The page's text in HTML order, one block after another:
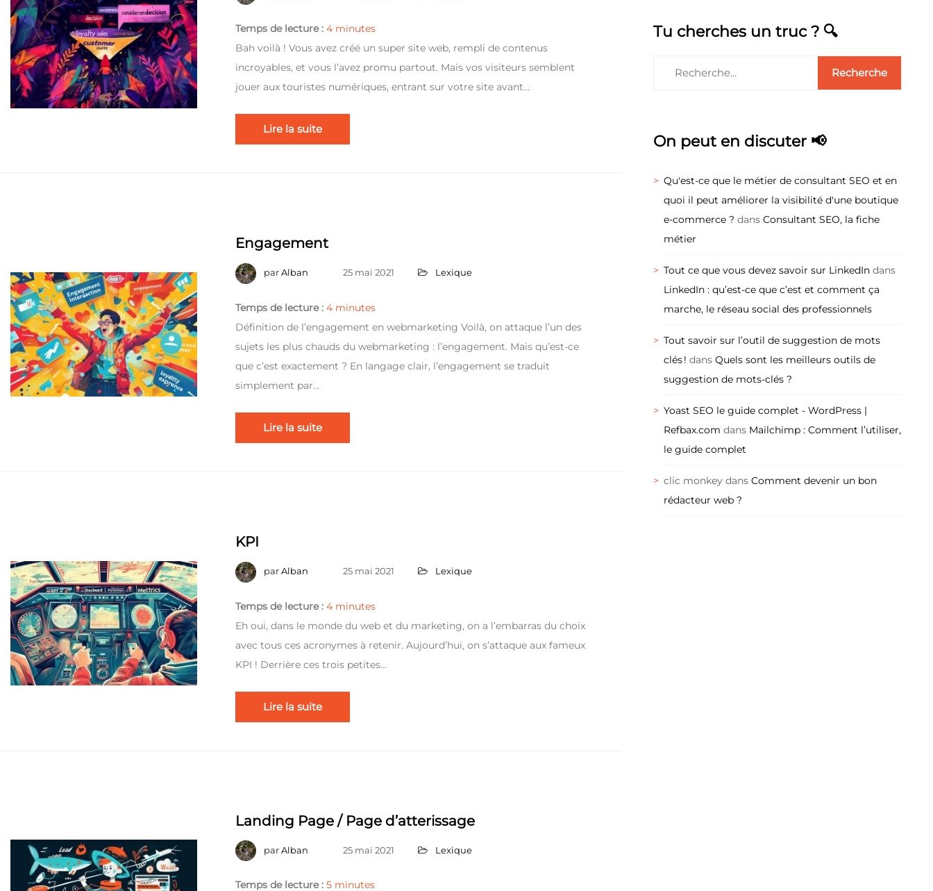
Temps de lecture : 4 minutes
Bah voilà ! Vous avez créé un super site web, rempli de contenus
incroyables, et vous l’avez promu partout. Mais vos visiteurs semblent
jouer aux touristes numériques, entrant sur votre site avant…
Lire la suite
Engagement
parAlban 25 mai 2021 Lexique
Temps de lecture : 4 minutes
Définition de l’engagement en webmarketing Voilà, on attaque l’un des
sujets les plus chauds du webmarketing : l’engagement. Mais qu’est-ce
que c’est exactement ? En langage clair, l’engagement se traduit
simplement par…
Lire la suite
KPI
parAlban 25 mai 2021 Lexique
Temps de lecture : 4 minutes
Eh oui, dans le monde du web et du marketing, on a l’embarras du choix
avec tous ces acronymes à retenir. Aujourd’hui, on s’attaque aux fameux
KPI ! Derrière ces trois petites…
Lire la suite
Landing Page / Page d’atterissage
parAlban 25 mai 2021 Lexique
Temps de lecture : 5 minutes
Tu cherches un truc ? 🔍
On peut en discuter 📢
Qu'est-ce que le métier de consultant SEO et en
quoi il peut améliorer la visibilité d'une boutique
e-commerce ? dans Consultant SEO, la fiche
métier
Tout ce que vous devez savoir sur LinkedIn dans
LinkedIn : qu’est-ce que c’est et comment ça
marche, le réseau social des professionnels
Tout savoir sur l’outil de suggestion de mots
clés ! dans Quels sont les meilleurs outils de
suggestion de mots-clés ?
Yoast SEO le guide complet - WordPress |
Refbax.com dans Mailchimp : Comment l’utiliser,
le guide complet
clic monkey dans Comment devenir un bon
rédacteur web ?